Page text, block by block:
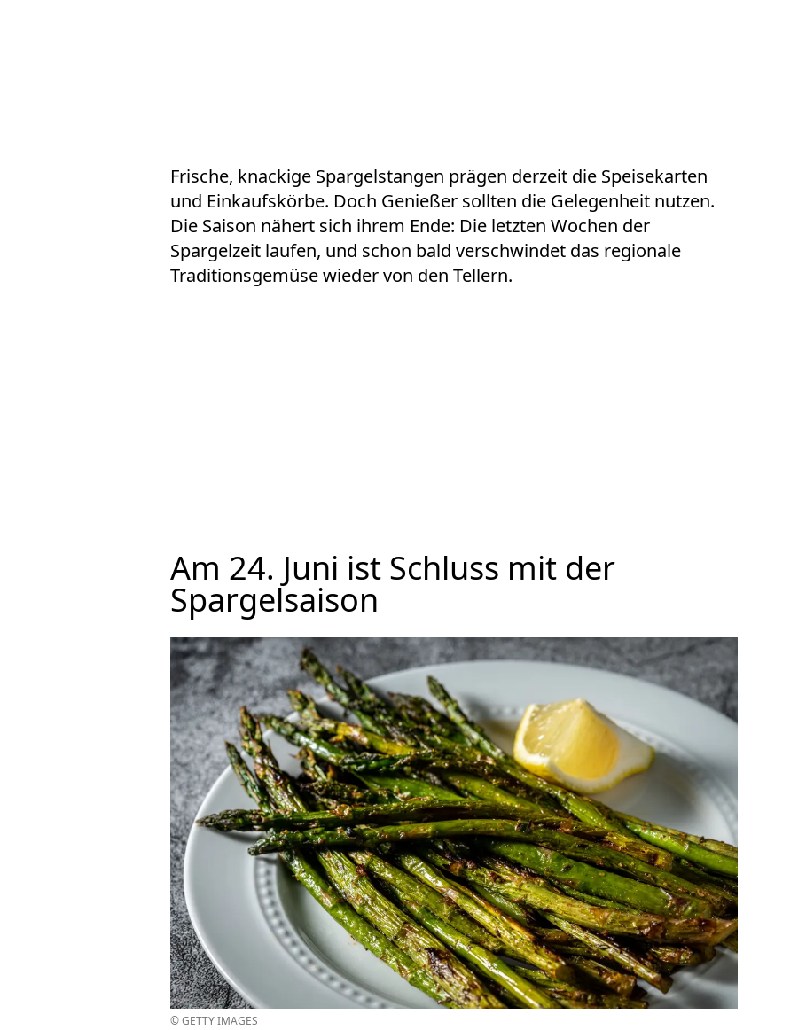
Frische, knackige Spargelstangen prägen derzeit die Speisekarten
und Einkaufskörbe. Doch Genießer sollten die Gelegenheit nutzen.
Die Saison nähert sich ihrem Ende: Die letzten Wochen der
Spargelzeit laufen, und schon bald verschwindet das regionale
Traditionsgemüse wieder von den Tellern.
Am 24. Juni ist Schluss mit der
Spargelsaison
© GETTY IMAGES